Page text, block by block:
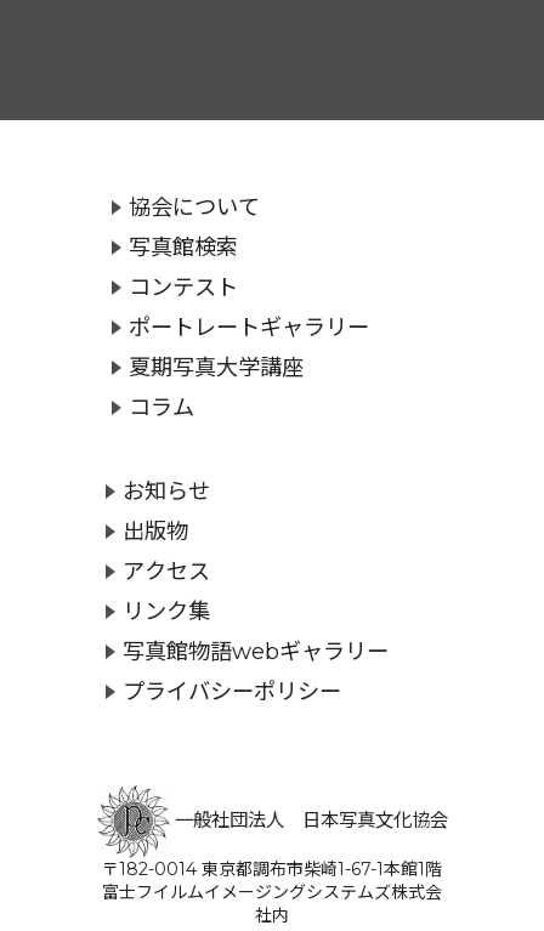
協会について
写真館検索
コンテスト
ポートレートギャラリー
夏期写真大学講座
コラム
お知らせ
出版物
アクセス
リンク集
写真館物語webギャラリー
プライバシーポリシー
一般社団法人 日本写真文化協会
〒182-0014 東京都調布市柴崎1-67-1本館1階
富士フイルムイメージングシステムズ株式会
社内